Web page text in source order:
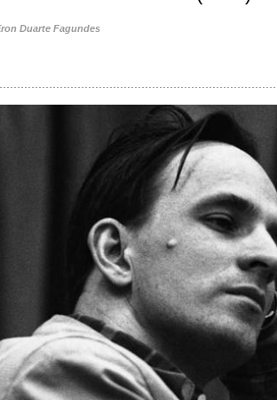
Duarte Fagundes